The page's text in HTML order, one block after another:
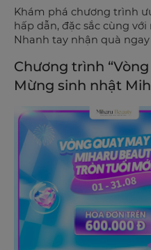
Khám phá chương trình
hấp dẫn, đặc sắc cùng
Nhanh tay nhận quà
Chương trình
Mừng sinh nhật